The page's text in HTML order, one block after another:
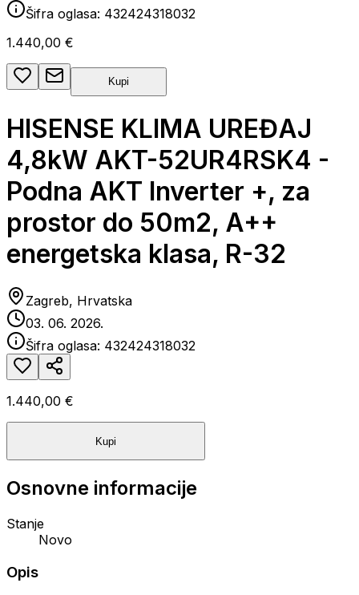
Šifra oglasa: 432424318032
1.440,00 €
Kupi
HISENSE KLIMA UREĐAJ
4,8kW AKT-52UR4RSK4 -
Podna AKT Inverter +, za
prostor do 50m2, A++
energetska klasa, R-32
Zagreb, Hrvatska
03. 06. 2026.
Šifra oglasa: 432424318032
1.440,00 €
Kupi
Osnovne informacije
Stanje
Novo
Opis